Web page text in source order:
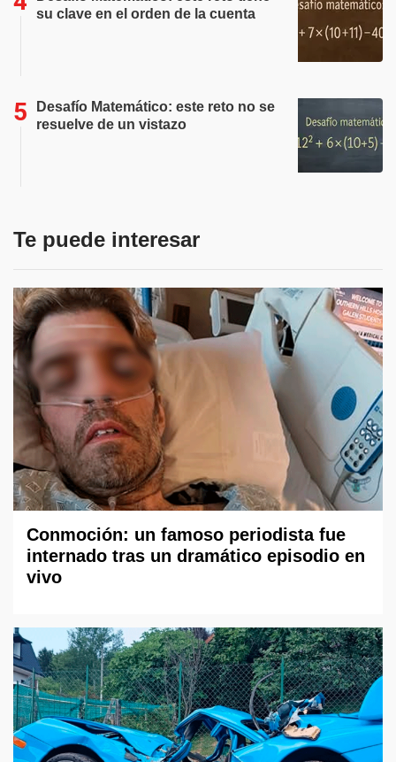
su clave en el orden de la cuenta
Desafío Matemático: este reto no se
resuelve de un vistazo
Te puede interesar
Conmoción: un famoso periodista fue
internado tras un dramático episodio en
vivo